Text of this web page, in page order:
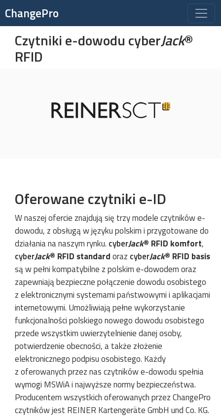
ChangePro Toggle
Czytniki e-dowodu cyberJack®
RFID
Oferowane czytniki e-ID
W naszej ofercie znajdują się trzy modele czytników e-
dowodu, z obsługą w języku polskim i przygotowane do
działania na naszym rynku. cyberJack® RFID komfort,
cyberJack® RFID standardoraz cyberJack® RFID basis
są w pełni kompatybilne z polskim e-dowodem oraz
zapewniają bezpieczne połączenie dowodu osobistego
z elektronicznymi systemami państwowymi i aplikacjami
internetowymi. Umożliwiają pełne wykorzystanie
funkcjonalności polskiego nowego dowodu osobistego
przede wszystkim uwierzytelnienie danej osoby,
potwierdzenie obecności, a także złożenie
elektronicznego podpisu osobistego. Każdy
z oferowanych przez nas czytników e-dowodu spełnia
wymogi MSWiA i najwyższe normy bezpieczeństwa.
Producentem wszystkich oferowanych przez ChangePro
czytników jest REINER Kartengeräte GmbH und Co. KG.